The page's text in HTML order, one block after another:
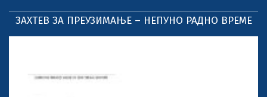
ЗАХТЕВ ЗА ПРЕУЗИМАЊЕ – НЕПУНО РАДНО ВРЕМЕ